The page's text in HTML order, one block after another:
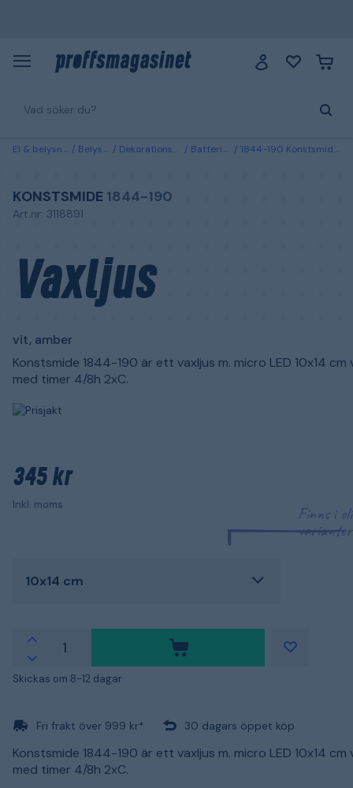
El & belysning Belysning Dekorationsbelysning Batteridrivna ljus 1844-190 Konstsmide Vaxljus vit, amber 10x14 cm
KONSTSMIDE 1844-190
Art.nr: 3118891
Vaxljus
vit, amber
Konstsmide 1844-190 är ett vaxljus m. micro LED 10x14 cm
med timer 4/8h 2xC.
345 kr
Inkl. moms
Finns i
varianter
10x14 cm
Skickas om 8-12 dagar
Fri frakt över 999 kr* 30 dagars öppet köp
Konstsmide 1844-190 är ett vaxljus m. micro LED 10x14 cm
med timer 4/8h 2xC.